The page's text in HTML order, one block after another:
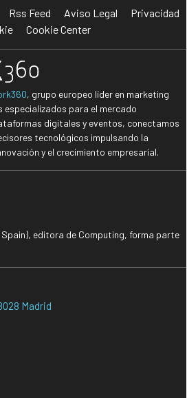
Rss Feed Aviso Legal
Privacidad
Cookie Center
, grupo europeo líder en marketing
especializados para el mercado
digitales y eventos, conectamos
tecnológicos impulsando la
y el crecimiento empresarial.
Spain), editora de Computing, forma parte
Madrid